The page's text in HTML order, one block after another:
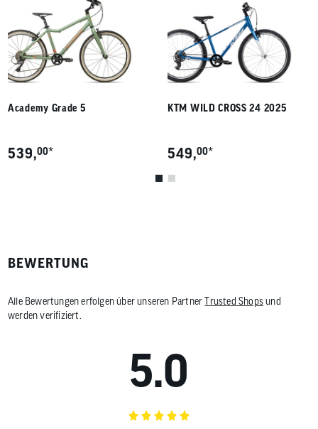
Academy Grade 5
539,00*
KTM WILD CROSS 24 2025
549,00*
BEWERTUNG
Alle Bewertungen erfolgen über unseren PartnerTrusted Shopsund
werden verifiziert.
5.0